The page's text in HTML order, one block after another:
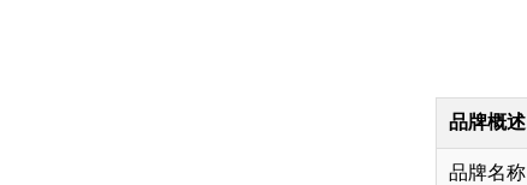
品牌概述
品牌名称